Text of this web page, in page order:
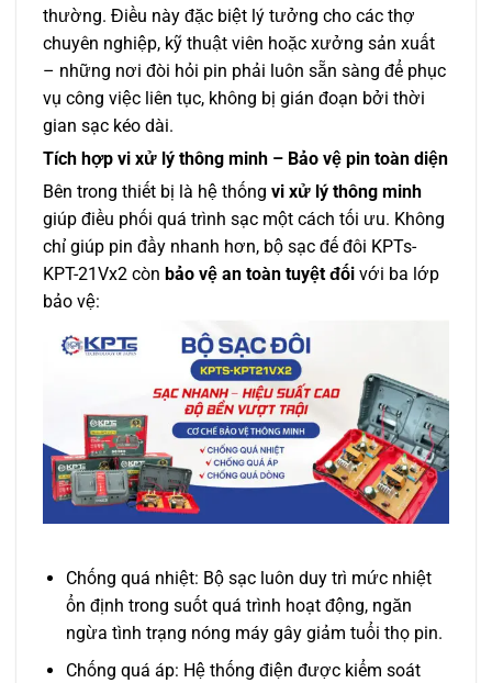
thường. Điều này đặc biệt lý tưởng cho các thợ
chuyên nghiệp, kỹ thuật viên hoặc xưởng sản xuất
– những nơi đòi hỏi pin phải luôn sẵn sàng để phục
vụ công việc liên tục, không bị gián đoạn bởi thời
gian sạc kéo dài.
Tích hợp vi xử lý thông minh – Bảo vệ pin toàn diện
Bên trong thiết bị là hệ thống vi xử lý thông minh
giúp điều phối quá trình sạc một cách tối ưu. Không
chỉ giúp pin đầy nhanh hơn, bộ sạc đế đôi KPTs-
KPT-21Vx2 còn bảo vệ an toàn tuyệt đối với ba lớp
bảo vệ:
Chống quá nhiệt: Bộ sạc luôn duy trì mức nhiệt
ổn định trong suốt quá trình hoạt động, ngăn
ngừa tình trạng nóng máy gây giảm tuổi thọ pin.
Chống quá áp: Hệ thống điện được kiểm soát